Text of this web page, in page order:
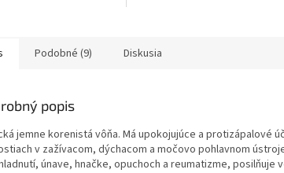
Podobné (9) Diskusia
popis
jemne korenistá vôňa. Má upokojujúce a protizápalové
v zažívacom, dýchacom a močovo pohlavnom
únave, hnačke, opuchoch a reumatizme, posilňuje